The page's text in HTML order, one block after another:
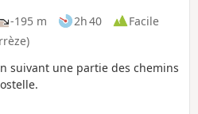
-195 m 2h 40
Facile
suivant une partie des chemins